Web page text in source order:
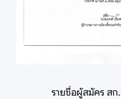
รายชื่อผู้สมัคร สก